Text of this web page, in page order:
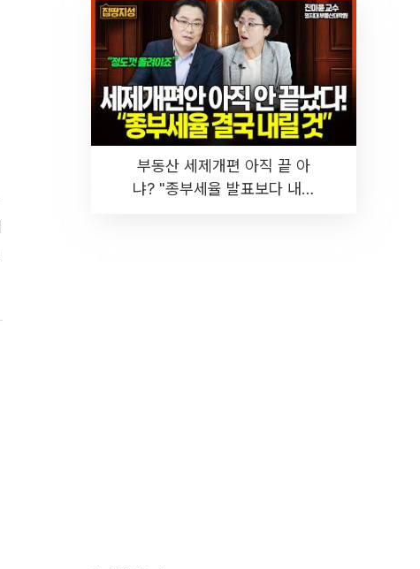
부동산 세제개편 아직 끝 아
냐? "종부세율 발표보다 내릴